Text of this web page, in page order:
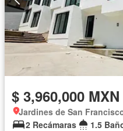
$ 3,960,000 MXN
Jardines de San
2 Recámaras
1.5